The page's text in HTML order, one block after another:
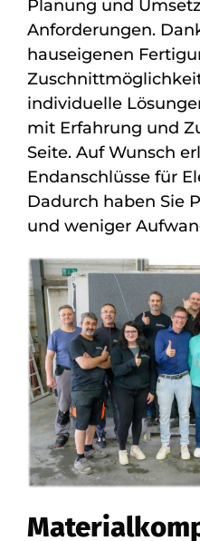
Planung und
Anforderungen.
hauseigenen
individuelle
mit Erfahrung und
Seite. Auf Wunsch
Endanschlüsse für
Dadurch haben Sie
und weniger